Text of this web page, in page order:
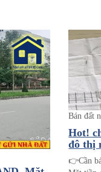
Bán đất
Hot!
đô thị
giang,
👉Cần